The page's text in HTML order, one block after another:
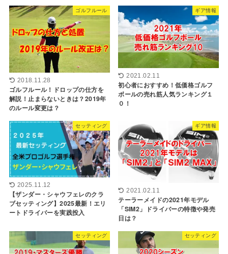
ゴルフルール
2018.11.28
ゴルフルール！ドロップの仕方を
解説！止まらないときは？2019年
のルール変更は？
ギア情報
2021.02.11
初心者におすすめ！低価格ゴルフ
ボールの売れ筋人気ランキング１
０！
セッティング
2025.11.12
【ザンダー・シャウフェレのクラ
ブセッティング】2025最新！エリ
ートドライバーを実践投入
ギア情報
2021.02.11
テーラーメイドの2021年モデル
「SIM2」ドライバーの特徴や発売
日は？
セッティング セッティング